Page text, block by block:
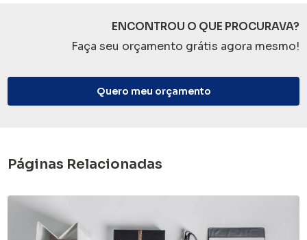
ENCONTROU O QUE PROCURAVA?
Faça seu orçamento grátis agora mesmo!
Quero meu orçamento
Páginas Relacionadas